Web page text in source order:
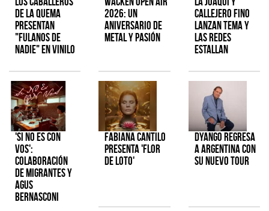
de la Quema
presentan
"Fulanos de
Nadie" en vinilo
2026: Un
aniversario de
metal y pasión
Callejero Fino
lanzan tema y
las redes
estallan
'Si No Es Con
Vos':
colaboración
de Migrantes y
Agus
Bernasconi
Fabiana Cantilo
presenta 'Flor
de Loto'
Dyango regresa
a Argentina con
su nuevo tour